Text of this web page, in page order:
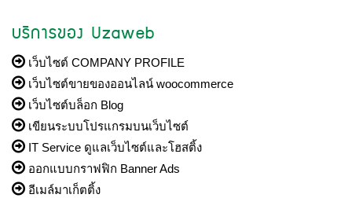
บริการของ Uzaweb
เว็บไซต์ COMPANY PROFILE
เว็บไซต์ขายของออนไลน์ woocommerce
เว็บไซต์บล็อก Blog
เขียนระบบโปรแกรมบนเว็บไซต์
IT Service ดูแลเว็บไซต์และโฮสติ้ง
ออกแบบกราฟฟิก Banner Ads
อีเมล์มาเก็ตติ้ง